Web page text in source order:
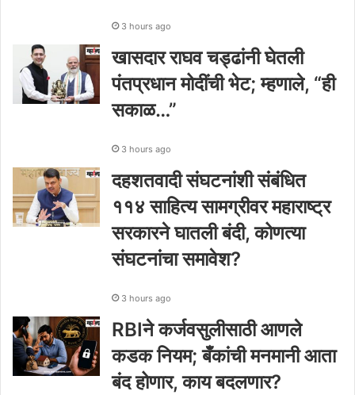
3 hours ago
खासदार राघव चड्ढांनी घेतली
पंतप्रधान मोदींची भेट; म्हणाले, “ही
सकाळ…”
3 hours ago
दहशतवादी संघटनांशी संबंधित
११४ साहित्य सामग्रीवर महाराष्ट्र
सरकारने घातली बंदी, कोणत्या
संघटनांचा समावेश?
3 hours ago
RBIने कर्जवसुलीसाठी आणले
कडक नियम; बँकांची मनमानी आता
बंद होणार, काय बदलणार?